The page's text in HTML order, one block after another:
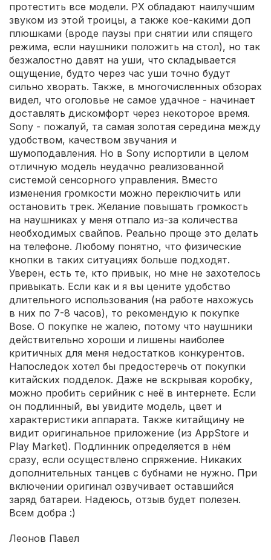
протестить все модели. PX обладают наилучшим
звуком из этой троицы, а также кое-какими доп
плюшками (вроде паузы при снятии или спящего
режима, если наушники положить на стол), но так
безжалостно давят на уши, что складывается
ощущение, будто через час уши точно будут
сильно хворать. Также, в многочисленных обзорах
видел, что оголовье не самое удачное - начинает
доставлять дискомфорт через некоторое время.
Sony - пожалуй, та самая золотая середина между
удобством, качеством звучания и
шумоподавления. Но в Sony испортили в целом
отличную модель неудачно реализованной
системой сенсорного управления. Вместо
изменения громкости можно переключить или
остановить трек. Желание повышать громкость
на наушниках у меня отпало из-за количества
необходимых свайпов. Реально проще это делать
на телефоне. Любому понятно, что физические
кнопки в таких ситуациях больше подходят.
Уверен, есть те, кто привык, но мне не захотелось
привыкать. Если как и я вы цените удобство
длительного использования (на работе нахожусь
в них по 7-8 часов), то рекомендую к покупке
Bose. О покупке не жалею, потому что наушники
действительно хороши и лишены наиболее
критичных для меня недостатков конкурентов.
Напоследок хотел бы предостеречь от покупки
китайских подделок. Даже не вскрывая коробку,
можно пробить серийник с неё в интернете. Если
он подлинный, вы увидите модель, цвет и
характеристики аппарата. Также китайщину не
видит оригинальное приложение (из AppStore и
Play Market). Подлинник определяется в нём
сразу, если осуществлено спряжение. Никаких
дополнительных танцев с бубнами не нужно. При
включении оригинал озвучивает оставшийся
заряд батареи. Надеюсь, отзыв будет полезен.
Всем добра :)
Леонов Павел